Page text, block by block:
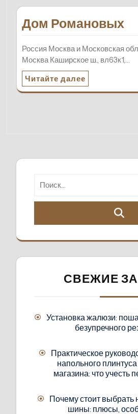
Дом Романовых
Россия Москва и Московская
Москва Каширское ш., вл63к1,…
Читайте далее
СВЕЖИЕ
Установка жалюзи:
безупречного
Практическое
напольного
магазина: что учесть
Почему стоит
шины: плюсы,